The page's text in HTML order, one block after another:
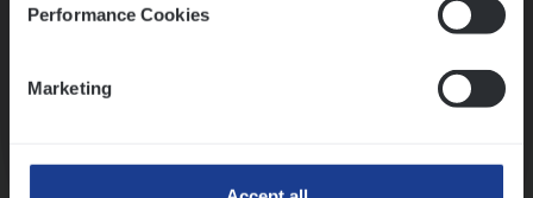
Performance Cookies
Marketing